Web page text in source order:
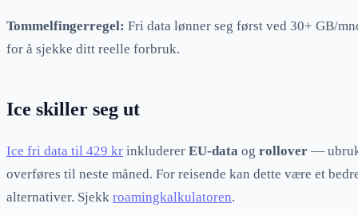
Tommelfingerregel: Fri data lønner seg først ved 30+ GB/
for å sjekke ditt reelle forbruk.
Ice skiller seg ut
Ice fri data til 429 kr inkluderer EU-data og rollover —
overføres til neste måned. For reisende kan dette være et
alternativer. Sjekk roamingkalkulatoren.